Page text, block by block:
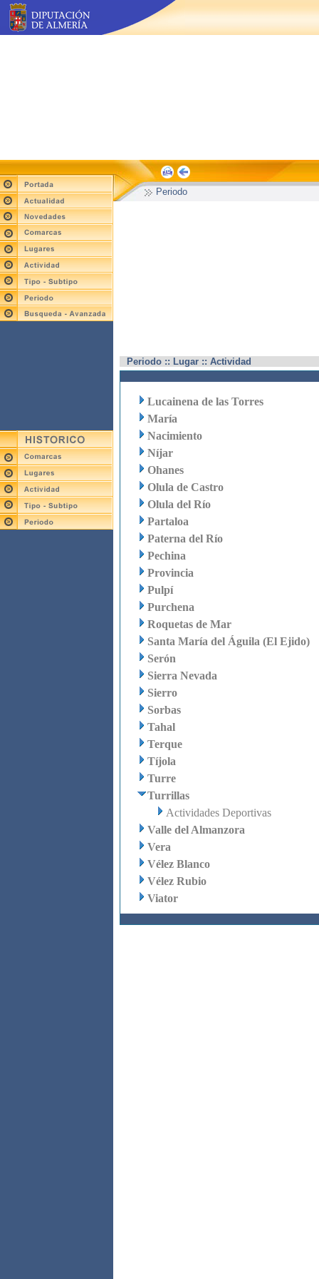
Periodo
Periodo :: Lugar :: Actividad
Lucainena de las Torres
María
Nacimiento
Níjar
Ohanes
Olula de Castro
Olula del Río
Partaloa
Paterna del Río
Pechina
Provincia
Pulpí
Purchena
Roquetas de Mar
Santa María del Águila (El Ejido)
Serón
Sierra Nevada
Sierro
Sorbas
Tahal
Terque
Tíjola
Turre
Turrillas
Actividades Deportivas
Valle del Almanzora
Vera
Vélez Blanco
Vélez Rubio
Viator